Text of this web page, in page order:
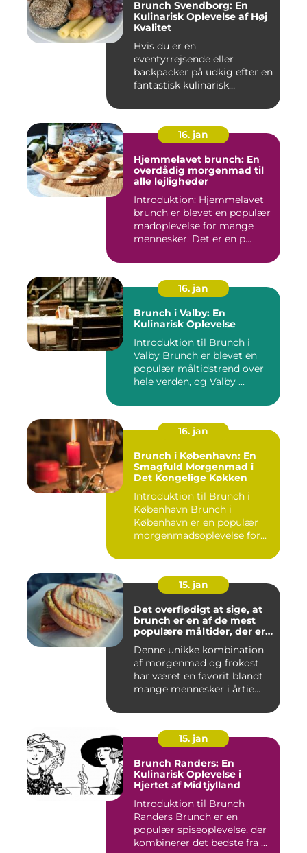
Brunch Svendborg: En
Kulinarisk Oplevelse af Høj
Kvalitet
Hvis du er en
eventyrrejsende eller
backpacker på udkig efter en
fantastisk kulinarisk
16. jan
Hjemmelavet brunch: En
overdådig morgenmad til
alle lejligheder
Introduktion: Hjemmelavet
brunch er blevet en populær
madoplevelse for mange
mennesker. Det er en p...
16. jan
Brunch i Valby: En
Kulinarisk Oplevelse
Introduktion til Brunch i
Valby Brunch er blevet en
populær måltidstrend over
hele verden, og Valby ...
16. jan
Brunch i København: En
Smagfuld Morgenmad i
Det Kongelige Køkken
Introduktion til Brunch i
København Brunch i
København er en populær
morgenmadsoplevelse for
15. jan
Det overflødigt at sige, at
brunch er en af de mest
populære måltider, der er
Denne unikke kombination
af morgenmad og frokost
har været en favorit blandt
mange mennesker i årtie...
15. jan
Brunch Randers: En
Kulinarisk Oplevelse i
Hjertet af Midtjylland
Introduktion til Brunch
Randers Brunch er en
populær spiseoplevelse, der
kombinerer det bedste fra ...